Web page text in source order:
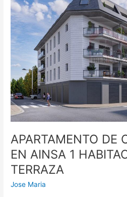
APARTAMENTO DE
EN AINSA 1
TERRAZA
Jose Maria
NUEVA
EN
AINSA
1
HABITACION
CON
TERRAZA